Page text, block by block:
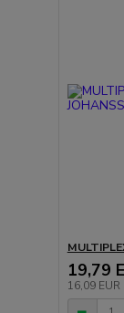
19,79
16,09 EUR